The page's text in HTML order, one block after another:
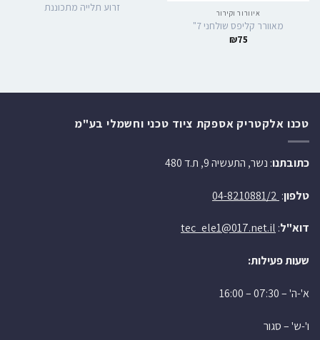
איוורור וקירור
מאוורר קליפס שולחני 7"
₪75
זרוע תלייה מתכוננת
טכנו אלקטריק אספקת ציוד טכני וחשמלי בע"מ
כתובתנו: נשר, התעשיה 9, ת.ד 480
טלפון:
דוא"ל:
tec_ele1@017.net.il
שעות פעילות:
א'-ה' – 07:30 – 16:00
ו'-ש' – סגור